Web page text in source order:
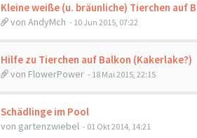
Kleine weiße (u. bräunliche) Tierchen auf
von AndyMch - 10 Jun 2015, 07:22
Hilfe zu Tierchen auf Balkon (Kakerlake?)
von FlowerPower - 18 Mai 2015, 22:15
Schädlinge im Pool
von gartenzwiebel - 01 Okt 2014, 14:21